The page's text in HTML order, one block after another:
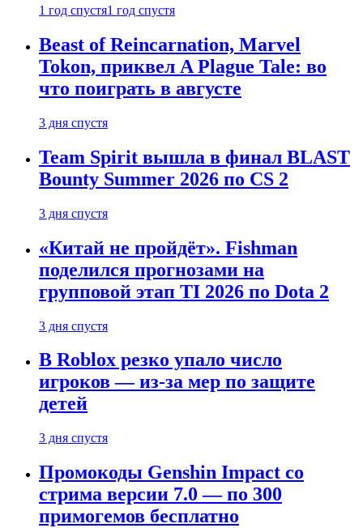
1 год спустя1 год спустя
Beast of Reincarnation, Marvel
Tokon, приквел A Plague Tale: во
что поиграть в августе
3 дня спустя
Team Spirit вышла в финал BLAST
Bounty Summer 2026 по CS 2
3 дня спустя
«Китай не пройдёт». Fishman
поделился прогнозами на
групповой этап TI 2026 по Dota 2
3 дня спустя
В Roblox резко упало число
игроков — из-за мер по защите
детей
3 дня спустя
Промокоды Genshin Impact со
стрима версии 7.0 — по 300
примогемов бесплатно